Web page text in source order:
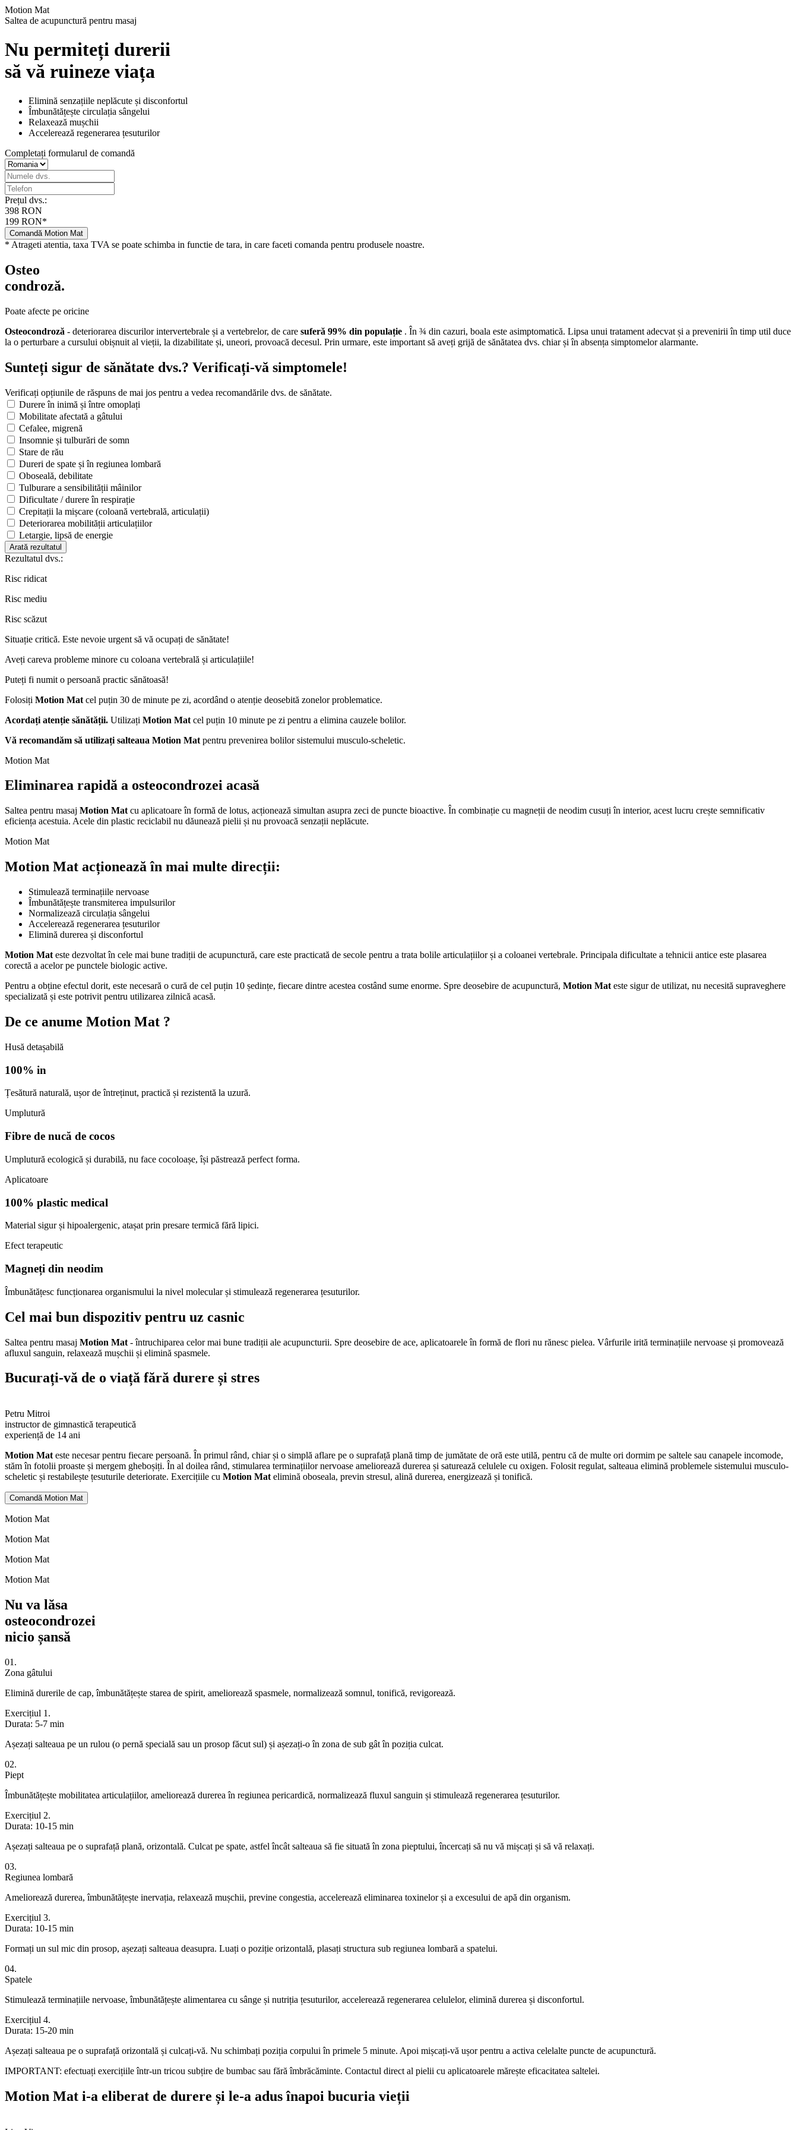
Motion Mat
Saltea de acupunctură pentru masaj
Nu permiteți durerii
să vă ruineze viața
Elimină senzațiile neplăcute și disconfortul
Îmbunătățește circulația sângelui
Relaxează mușchii
Accelerează regenerarea țesuturilor
Completați formularul de comandă
Prețul dvs.:
398 RON
199 RON*
Comandă Motion Mat
* Atrageti atentia, taxa TVA se poate schimba in functie de tara, in care faceti comanda pentru produsele noastre.
Osteo
condroză.
Poate afecte pe oricine
Osteocondroză - deteriorarea discurilor intervertebrale și a vertebrelor, de care suferă 99% din populație . În ¾ din cazuri, boala este asimptomatică. Lipsa unui tratament adecvat și a prevenirii în timp util duce
la o perturbare a cursului obișnuit al vieții, la dizabilitate și, uneori, provoacă decesul. Prin urmare, este important să aveți grijă de sănătatea dvs. chiar și în absența simptomelor alarmante.
Sunteți sigur de sănătate dvs.? Verificați-vă simptomele!
Verificați opțiunile de răspuns de mai jos pentru a vedea recomandările dvs. de sănătate.
Durere în inimă și între omoplați
Mobilitate afectată a gâtului
Cefalee, migrenă
Insomnie și tulburări de somn
Stare de rău
Dureri de spate și în regiunea lombară
Oboseală, debilitate
Tulburare a sensibilității mâinilor
Dificultate / durere în respirație
Crepitații la mișcare (coloană vertebrală, articulații)
Deteriorarea mobilității articulațiilor
Letargie, lipsă de energie
Arată rezultatul
Rezultatul dvs.:
Risc ridicat
Risc mediu
Risc scăzut
Situație critică. Este nevoie urgent să vă ocupați de sănătate!
Aveți careva probleme minore cu coloana vertebrală și articulațiile!
Puteți fi numit o persoană practic sănătoasă!
Folosiți Motion Mat cel puțin 30 de minute pe zi, acordând o atenție deosebită zonelor problematice.
Acordați atenție sănătății. Utilizați Motion Mat cel puțin 10 minute pe zi pentru a elimina cauzele bolilor.
Vă recomandăm să utilizați salteaua Motion Mat pentru prevenirea bolilor sistemului musculo-scheletic.
Motion Mat
Eliminarea rapidă a osteocondrozei acasă
Saltea pentru masaj Motion Mat cu aplicatoare în formă de lotus, acționează simultan asupra zeci de puncte bioactive. În combinație cu magneții de neodim cusuți în interior, acest lucru crește semnificativ
eficiența acestuia. Acele din plastic reciclabil nu dăunează pielii și nu provoacă senzații neplăcute.
Motion Mat
Motion Mat acționează în mai multe direcții:
Stimulează terminațiile nervoase
Îmbunătățește transmiterea impulsurilor
Normalizează circulația sângelui
Accelerează regenerarea țesuturilor
Elimină durerea și disconfortul
Motion Mat este dezvoltat în cele mai bune tradiții de acupunctură, care este practicată de secole pentru a trata bolile articulațiilor și a coloanei vertebrale. Principala dificultate a tehnicii antice este plasarea
corectă a acelor pe punctele biologic active.
Pentru a obține efectul dorit, este necesară o cură de cel puțin 10 ședințe, fiecare dintre acestea costând sume enorme. Spre deosebire de acupunctură, Motion Mat este sigur de utilizat, nu necesită supraveghere
specializată și este potrivit pentru utilizarea zilnică acasă.
De ce anume Motion Mat ?
Husă detașabilă
100% in
Țesătură naturală, ușor de întreținut, practică și rezistentă la uzură.
Umplutură
Fibre de nucă de cocos
Umplutură ecologică și durabilă, nu face cocoloașe, își păstrează perfect forma.
Aplicatoare
100% plastic medical
Material sigur și hipoalergenic, atașat prin presare termică fără lipici.
Efect terapeutic
Magneți din neodim
Îmbunătățesc funcționarea organismului la nivel molecular și stimulează regenerarea țesuturilor.
Cel mai bun dispozitiv pentru uz casnic
Saltea pentru masaj Motion Mat - întruchiparea celor mai bune tradiții ale acupuncturii. Spre deosebire de ace, aplicatoarele în formă de flori nu rănesc pielea. Vârfurile irită terminațiile nervoase și promovează
afluxul sanguin, relaxează mușchii și elimină spasmele.
Bucurați-vă de o viață fără durere și stres
Petru Mitroi
instructor de gimnastică terapeutică
experiență de 14 ani
Motion Mat este necesar pentru fiecare persoană. În primul rând, chiar și o simplă aflare pe o suprafață plană timp de jumătate de oră este utilă, pentru că de multe ori dormim pe saltele sau canapele incomode,
stăm în fotolii proaste și mergem gheboșiți. În al doilea rând, stimularea terminațiilor nervoase ameliorează durerea și saturează celulele cu oxigen. Folosit regulat, salteaua elimină problemele sistemului musculo-
scheletic și restabilește țesuturile deteriorate. Exercițiile cu Motion Mat elimină oboseala, previn stresul, alină durerea, energizează și tonifică.
Comandă Motion Mat
Motion Mat
Motion Mat
Motion Mat
Motion Mat
Nu va lăsa
osteocondrozei
nicio șansă
01.
Zona gâtului
Elimină durerile de cap, îmbunătățește starea de spirit, ameliorează spasmele, normalizează somnul, tonifică, revigorează.
Exercițiul 1.
Durata: 5-7 min
Așezați salteaua pe un rulou (o pernă specială sau un prosop făcut sul) și așezați-o în zona de sub gât în poziția culcat.
02.
Piept
Îmbunătățește mobilitatea articulațiilor, ameliorează durerea în regiunea pericardică, normalizează fluxul sanguin și stimulează regenerarea țesuturilor.
Exercițiul 2.
Durata: 10-15 min
Așezați salteaua pe o suprafață plană, orizontală. Culcat pe spate, astfel încât salteaua să fie situată în zona pieptului, încercați să nu vă mișcați și să vă relaxați.
03.
Regiunea lombară
Ameliorează durerea, îmbunătățește inervația, relaxează mușchii, previne congestia, accelerează eliminarea toxinelor și a excesului de apă din organism.
Exercițiul 3.
Durata: 10-15 min
Formați un sul mic din prosop, așezați salteaua deasupra. Luați o poziție orizontală, plasați structura sub regiunea lombară a spatelui.
04.
Spatele
Stimulează terminațiile nervoase, îmbunătățește alimentarea cu sânge și nutriția țesuturilor, accelerează regenerarea celulelor, elimină durerea și disconfortul.
Exercițiul 4.
Durata: 15-20 min
Așezați salteaua pe o suprafață orizontală și culcați-vă. Nu schimbați poziția corpului în primele 5 minute. Apoi mișcați-vă ușor pentru a activa celelalte puncte de acupunctură.
IMPORTANT: efectuați exercițiile într-un tricou subțire de bumbac sau fără îmbrăcăminte. Contactul direct al pielii cu aplicatoarele mărește eficacitatea saltelei.
Motion Mat i-a eliberat de durere și le-a adus înapoi bucuria vieții